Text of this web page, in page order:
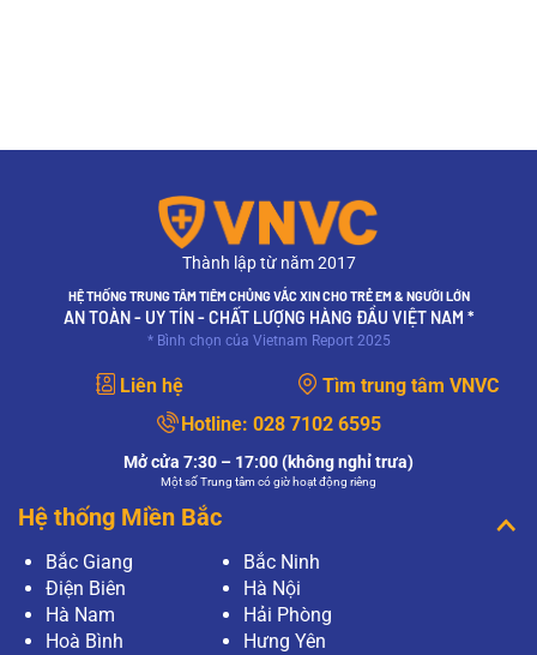
Thành lập từ năm 2017
HỆ THỐNG TRUNG TÂM TIÊM CHỦNG VẮC XIN CHO TRẺ EM & NGƯỜI LỚN
AN TOÀN - UY TÍN - CHẤT LƯỢNG HÀNG ĐẦU VIỆT NAM *
* Bình chọn của Vietnam Report 2025
Liên hệ
Tìm trung tâm VNVC
Hotline: 028 7102 6595
Mở cửa 7:30 – 17:00 (không nghỉ trưa)
Một số Trung tâm có giờ hoạt động riêng
Hệ thống Miền Bắc
Bắc Giang
Bắc Ninh
Điện Biên
Hà Nội
Hà Nam
Hải Phòng
Hoà Bình
Hưng Yên